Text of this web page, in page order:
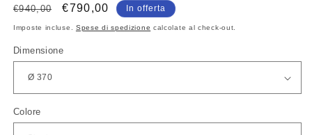
Prezzo
di
€940,00
Prezzo
scontato
€790,00 In offerta
Imposte incluse. Spese di spedizione calcolate al check-out.
Dimensione
Colore